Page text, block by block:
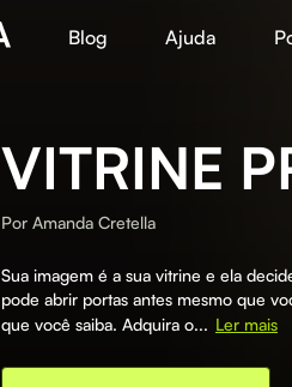
Blog Ajuda
VITRINE
Por Amanda Cretella
Sua imagem é a sua vitrine e ela
pode abrir portas antes mesmo que
que você saiba. Adquira o... Ler mais